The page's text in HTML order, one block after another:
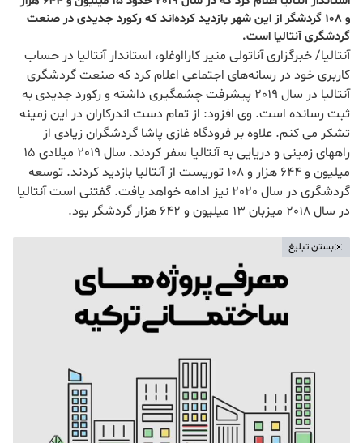
و 108 گردشگر از این شهر بازدید کرده‌اند که رکورد جدیدی در صنعت
گردشگری آنتالیا است.
آنتالیا/ خبرگزاری آناتولی منیر کارااوغلو، استاندار آنتالیا در حساب
کاربری خود در رسانه‌های اجتماعی اعلام کرد که صنعت گردشگری
آنتالیا در سال 2019 پیشرفت چشمگیری داشته و رکورد جدیدی به
ثبت رسانده است. وی افزود: از تمام دست اندرکاران در این زمینه
تشکر می کنم. علاوه بر فرودگاه غازی پاشا گردشگران زیادی از
راههای زمینی و دریایی به آنتالیا سفر کردند. سال 2019 میلادی 15
میلیون و 644 هزار و 108 توریست از آنتالیا بازدید کردند. توسعه
گردشگری در سال 2020 نیز ادامه خواهد یافت. گفتنی است آنتالیا
در سال 2018 میزبان 13 میلیون و 642 هزار گردشگر بود.
بستن تبلیغ